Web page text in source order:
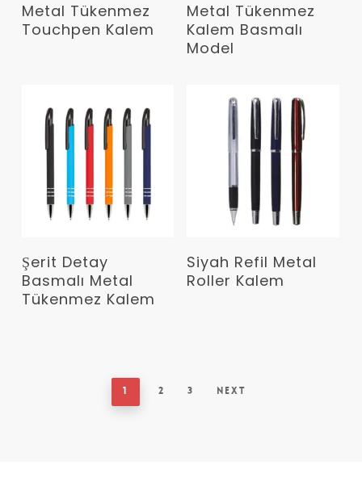
Metal Tükenmez
Touchpen Kalem
Metal Tükenmez
Kalem Basmalı
Model
Devamını Oku
Şerit Detay
Basmalı Metal
Tükenmez Kalem
Devamını Oku
Siyah Refil Metal
Roller Kalem
1 2 3 Next